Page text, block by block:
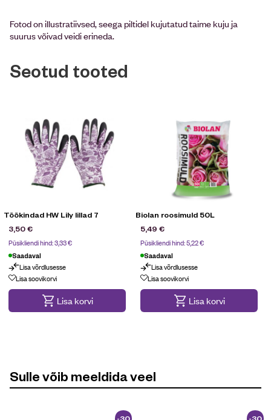
Fotod on illustratiivsed, seega piltidel kujutatud taime kuju ja
suurus võivad veidi erineda.
Seotud tooted
Töökindad HW Lily lillad 7
3,50€
Püsikliendi hind:3,33€
Saadaval
Lisa võrdlusesse
Lisa soovikorvi
Lisa korvi
Biolan roosimuld 50L
5,49 €
Püsikliendi hind:5,22€
Saadaval
Lisa võrdlusesse
Lisa soovikorvi
Lisa korvi
Sulle võib meeldida veel